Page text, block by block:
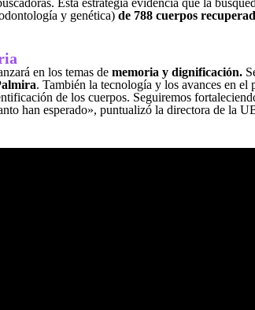
Esta estrategia evidencia que la
y genética) de 788 cuerpos
en los temas de memoria y dignificación.
. También la tecnología y los avances en el
de los cuerpos. Seguiremos
han esperado», puntualizó la directora de la